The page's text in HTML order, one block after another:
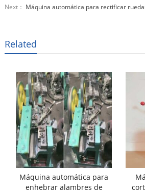
Next： Máquina automática para rectificar
Related
Máquina automática para
enhebrar alambres de